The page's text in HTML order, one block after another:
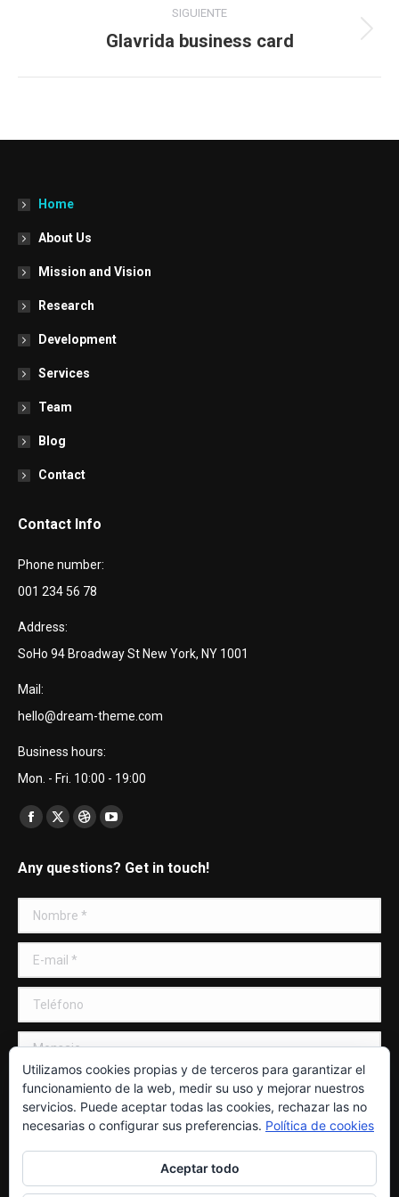
SIGUIENTE
Proyecto
Glavrida business card
Home
About Us
Mission and Vision
Research
Development
Services
Team
Blog
Contact
Contact Info
Phone number:
001 234 56 78
Address:
SoHo 94 Broadway St New York, NY 1001
Mail:
hello@dream-theme.com
Business hours:
Mon. - Fri. 10:00 - 19:00
Encuéntranos en:
Facebook
opens
in
new
window
X
opens
in
new
window
Dribbble
opens
in
new
window
YouTube
opens
in
window
Any questions? Get in touch!
Nombre *
E-mail *
Teléfono
Mensaje
Utilizamos cookies propias y de terceros para garantizar el
funcionamiento de la web, medir su uso y mejorar nuestros
servicios. Puede aceptar todas las cookies, rechazar las no
necesarias o configurar sus preferencias. Política de cookies
Aceptar todo